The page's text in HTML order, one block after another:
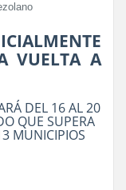
VUELTA A
DEL 16 AL 20
QUE SUPERA
MUNICIPIOS